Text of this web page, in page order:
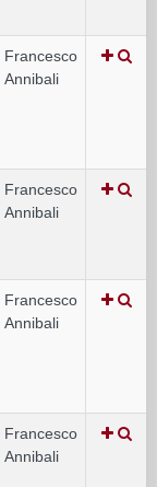
Francesco
Annibali
Francesco
Annibali
Francesco
Annibali
Francesco
Annibali